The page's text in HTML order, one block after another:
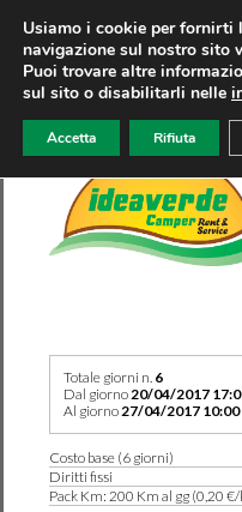
Totale giorni n. 6
Dal giorno20/04/2017
Al giorno27/04/2017 10:00
Costo base (6 giorni)
Diritti fissi
Pack Km: 200 Km al gg (0,20
Usiamo i cookie per fornirti
navigazione sul nostro sito
Puoi trovare altre
sul sito o disabilitarli nelle
Accetta Rifiuta